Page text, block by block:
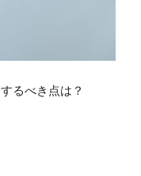
るべき点は？